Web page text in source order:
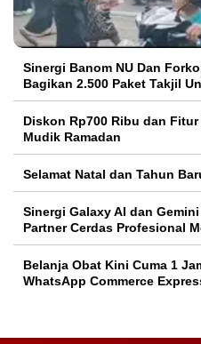
Sinergi Banom NU Dan
Bagikan 2.500 Paket Takjil
Diskon Rp700 Ribu dan
Mudik Ramadan
Selamat Natal dan Tahun
Sinergi Galaxy AI dan
Partner Cerdas Profesional
Belanja Obat Kini Cuma 1
WhatsApp Commerce